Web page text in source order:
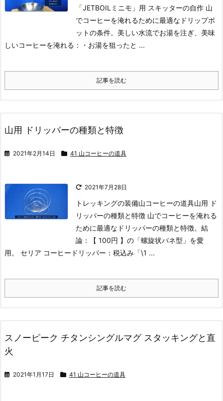
「JETBOILミニモ」用 スキッターの自作 山
でコーヒーを淹れるために最適なドリップポ
ットの条件。美しい水流でお湯を注ぎ、美味
しいコーヒーを淹れる：
・お湯を狙ったと ...
記事を読む
山用 ドリッパーの種類と特徴
2021年2月14日 41 山コーヒーの道具
2021年7月28日
トレッキングの装備山コーヒーの道具山用 ド
リッパーの種類と特徴 山でコーヒーを淹れる
ために最適なドリッパーの種類と特徴。結
論：【 100円 】の「螺旋状バネ型」を愛
用。 セリア コーヒードリッパー：税込み「\1 ...
記事を読む
スノーピーク チタンシングルマグ スタッキングと直
火
2021年1月17日 41 山コーヒーの道具